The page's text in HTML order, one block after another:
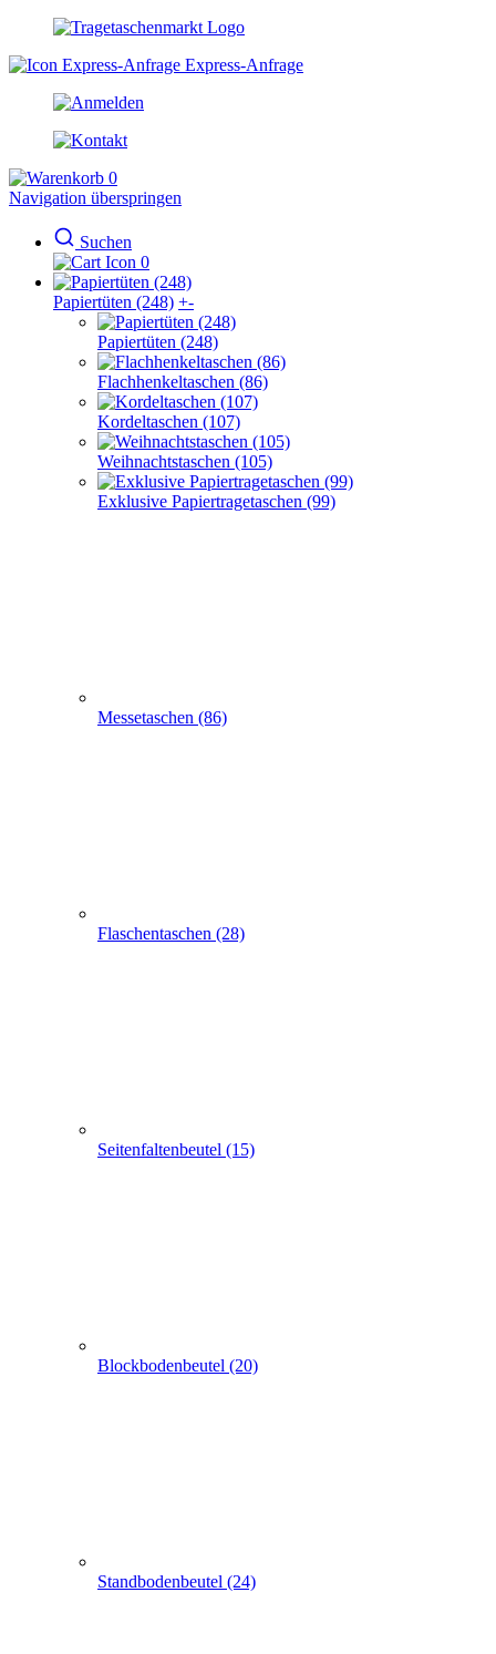
Express-Anfrage
0
Navigation überspringen
Suchen
0
Papiertüten (248) +-
Papiertüten (248)
Flachhenkeltaschen (86)
Kordeltaschen (107)
Weihnachtstaschen (105)
Exklusive Papiertragetaschen (99)
Messetaschen (86)
Flaschentaschen (28)
Seitenfaltenbeutel (15)
Blockbodenbeutel (20)
Standbodenbeutel (24)